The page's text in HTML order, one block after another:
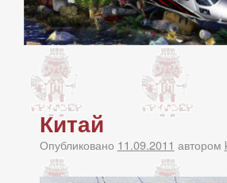
Китай
Опубликовано 11.09.2011 автором